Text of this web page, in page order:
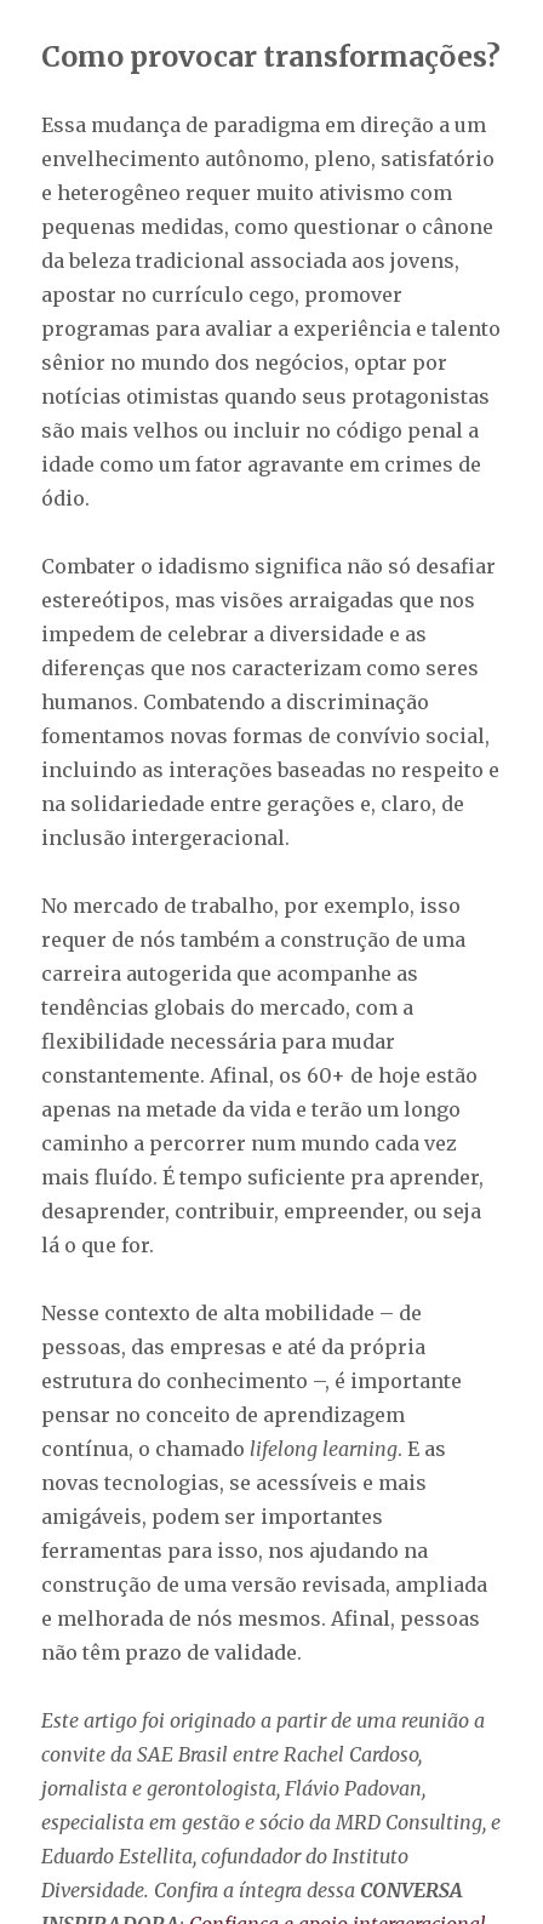
Como provocar transformações?
Essa mudança de paradigma em direção a um
envelhecimento autônomo, pleno, satisfatório
e heterogêneo requer muito ativismo com
pequenas medidas, como questionar o cânone
da beleza tradicional associada aos jovens,
apostar no currículo cego, promover
programas para avaliar a experiência e talento
sênior no mundo dos negócios, optar por
notícias otimistas quando seus protagonistas
são mais velhos ou incluir no código penal a
idade como um fator agravante em crimes de
ódio.
Combater o idadismo significa não só desafiar
estereótipos, mas visões arraigadas que nos
impedem de celebrar a diversidade e as
diferenças que nos caracterizam como seres
humanos. Combatendo a discriminação
fomentamos novas formas de convívio social,
incluindo as interações baseadas no respeito e
na solidariedade entre gerações e, claro, de
inclusão intergeracional.
No mercado de trabalho, por exemplo, isso
requer de nós também a construção de uma
carreira autogerida que acompanhe as
tendências globais do mercado, com a
flexibilidade necessária para mudar
constantemente. Afinal, os 60+ de hoje estão
apenas na metade da vida e terão um longo
caminho a percorrer num mundo cada vez
mais fluído. É tempo suficiente pra aprender,
desaprender, contribuir, empreender, ou seja
lá o que for.
Nesse contexto de alta mobilidade – de
pessoas, das empresas e até da própria
estrutura do conhecimento –, é importante
pensar no conceito de aprendizagem
contínua, o chamado lifelong learning. E as
novas tecnologias, se acessíveis e mais
amigáveis, podem ser importantes
ferramentas para isso, nos ajudando na
construção de uma versão revisada, ampliada
e melhorada de nós mesmos. Afinal, pessoas
não têm prazo de validade.
Este artigo foi originado a partir de uma reunião a
convite da SAE Brasil entre Rachel Cardoso,
jornalista e gerontologista, Flávio Padovan,
especialista em gestão e sócio da MRD Consulting, e
Eduardo Estellita, cofundador do Instituto
Diversidade. Confira a íntegra dessa CONVERSA